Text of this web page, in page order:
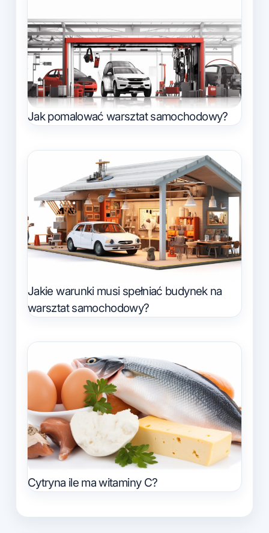
Jak pomalować warsztat samochodowy?
Jakie warunki musi spełniać budynek na
warsztat samochodowy?
Cytryna ile ma witaminy C?